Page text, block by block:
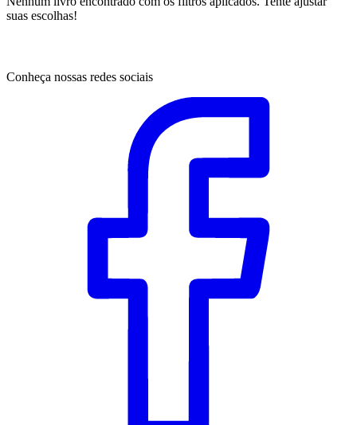
suas escolhas!
Conheça nossas redes sociais